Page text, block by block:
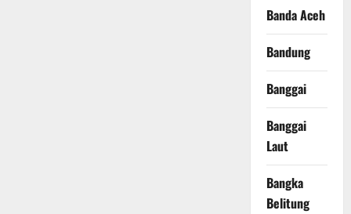
Banda Aceh
Bandung
Banggai
Banggai
Laut
Bangka
Belitung